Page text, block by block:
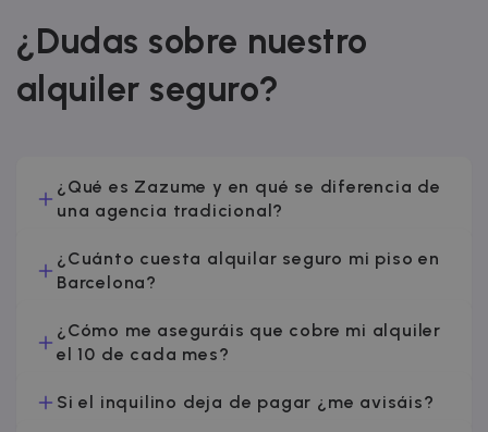
¿Dudas sobre nuestro
alquiler seguro?
¿Qué es Zazume y en qué se diferencia de
una agencia tradicional?
¿Cuánto cuesta alquilar seguro mi piso en
Barcelona?
¿Cómo me aseguráis que cobre mi alquiler
el 10 de cada mes?
Si el inquilino deja de pagar ¿me avisáis?